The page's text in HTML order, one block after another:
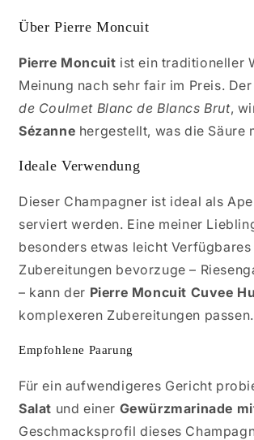
Über Pierre Moncuit
Pierre Moncuit ist ein traditioneller
Meinung nach sehr fair im Preis.
de Coulmet Blanc de Blancs Brut,
Sézanne hergestellt, was die Säure
Ideale Verwendung
Dieser Champagner ist ideal als
serviert werden. Eine meiner
besonders etwas leicht Verfügbares
Zubereitungen bevorzuge –
– kann der Pierre Moncuit Cuvee
komplexeren Zubereitungen passen.
Empfohlene Paarung
Für ein aufwendigeres Gericht
Salat und einer Gewürzmarinade
Geschmacksprofil dieses